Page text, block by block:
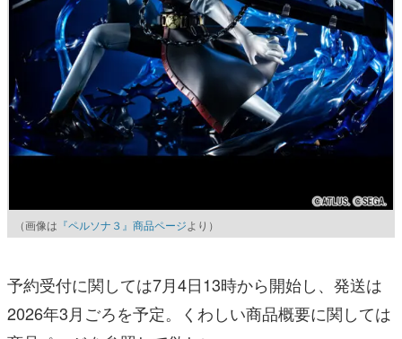
（画像は 『ペルソナ３』商品ページより）
予約受付に関しては7月4日13時から開始し、発送は
2026年3月ごろを予定。くわしい商品概要に関しては